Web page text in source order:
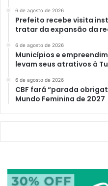
6 de agosto de 2026
Prefeito recebe visita
tratar da expansão da
6 de agosto de 2026
Municípios e
levam seus atrativos à
6 de agosto de 2026
CBF fará “parada
Mundo Feminina de 2027